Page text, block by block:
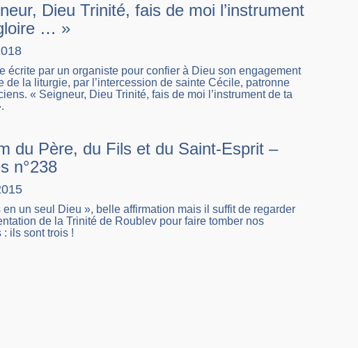
Dieu Trinité, fais de moi l’instrument
… »
écrite par un organiste pour confier à Dieu son engagement
de la liturgie, par l’intercession de sainte Cécile, patronne
« Seigneur, Dieu Trinité, fais de moi l’instrument de ta
du Père, du Fils et du Saint-Esprit –
n°238
en un seul Dieu », belle affirmation mais il suffit de regarder
de la Trinité de Roublev pour faire tomber nos
: ils sont trois !